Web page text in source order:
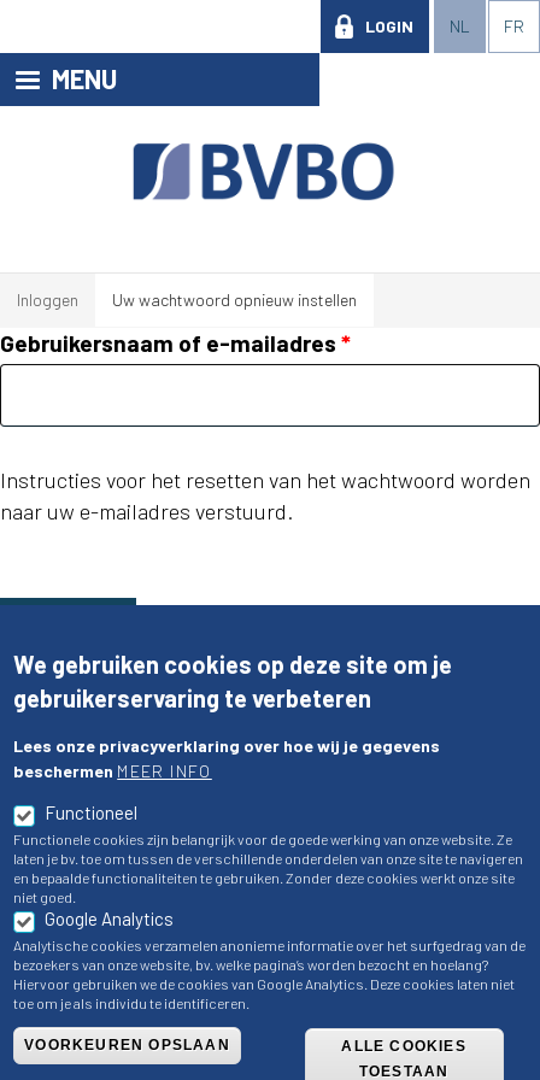
NL FR
LOGIN
MENU
Inloggen Uw wachtwoord opnieuw instellen
Gebruikersnaam of e-mailadres
Instructies voor het resetten van het wachtwoord worden
naar uw e-mailadres verstuurd.
We gebruiken cookies op deze site om je
gebruikerservaring te verbeteren
Lees onze privacyverklaring over hoe wij je gegevens
beschermen MEER INFO
Functioneel
Functionele cookies zijn belangrijk voor de goede werking van onze website. Ze
laten je bv. toe om tussen de verschillende onderdelen van onze site te navigeren
en bepaalde functionaliteiten te gebruiken. Zonder deze cookies werkt onze site
niet goed.
Google Analytics
Analytische cookies verzamelen anonieme informatie over het surfgedrag van de
bezoekers van onze website, bv. welke pagina’s worden bezocht en hoelang?
Hiervoor gebruiken we de cookies van Google Analytics. Deze cookies laten niet
toe om je als individu te identificeren.
VOORKEUREN OPSLAAN
ALLE COOKIES
TOESTAAN